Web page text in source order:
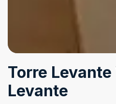
Torre
Levante